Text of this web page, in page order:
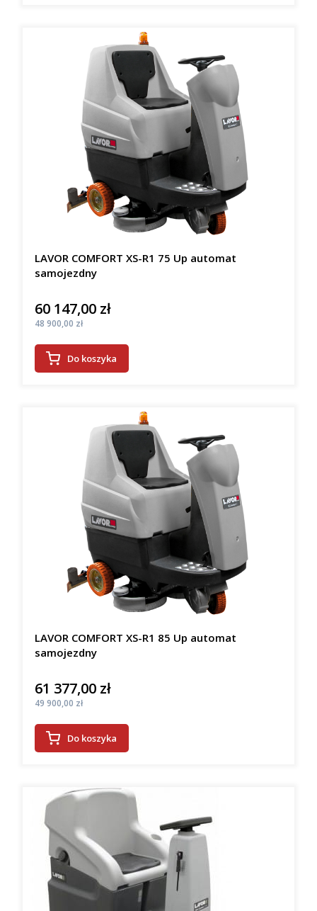
LAVOR COMFORT XS-R1 75 Up automat
samojezdny
Cena
60 147,00 zł
Cena
48 900,00 zł
Do koszyka
LAVOR COMFORT XS-R1 85 Up automat
samojezdny
Cena
61 377,00 zł
Cena
49 900,00 zł
Do koszyka